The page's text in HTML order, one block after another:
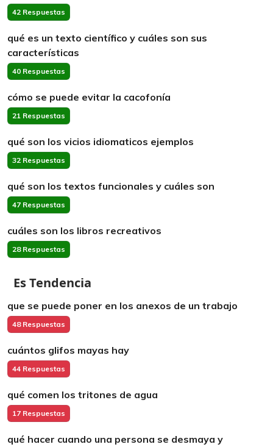
42 Respuestas
qué es un texto científico y cuáles son sus
características
40 Respuestas
cómo se puede evitar la cacofonía
21 Respuestas
qué son los vicios idiomaticos ejemplos
32 Respuestas
qué son los textos funcionales y cuáles son
47 Respuestas
cuáles son los libros recreativos
28 Respuestas
Es Tendencia
que se puede poner en los anexos de un trabajo
48 Respuestas
cuántos glifos mayas hay
44 Respuestas
qué comen los tritones de agua
17 Respuestas
qué hacer cuando una persona se desmaya y